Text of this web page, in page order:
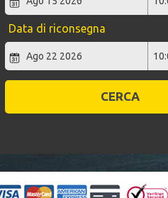
Data di riconsegna
CERCA